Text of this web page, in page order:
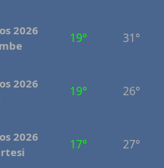
2026
19° 31°
2026
19° 26°
2026
17° 27°